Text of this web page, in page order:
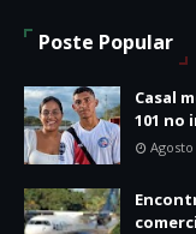
Poste Popular
Casal
101 no
Agosto